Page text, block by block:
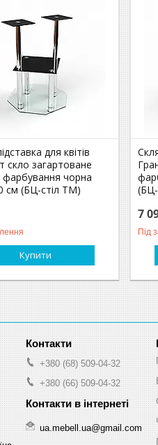
для квітів
скло загартоване
фарбування чорна
см (БЦ-стіл ТМ)
Купити
7
Під
+380 (68) 509-04-32
+380 (66) 509-04-32
ua.mebell.ua@gmail.com